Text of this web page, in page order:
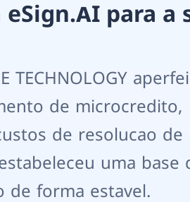
para a
TECHNOLOGY
de microcredito,
de resolucao de
uma base
de forma estavel.